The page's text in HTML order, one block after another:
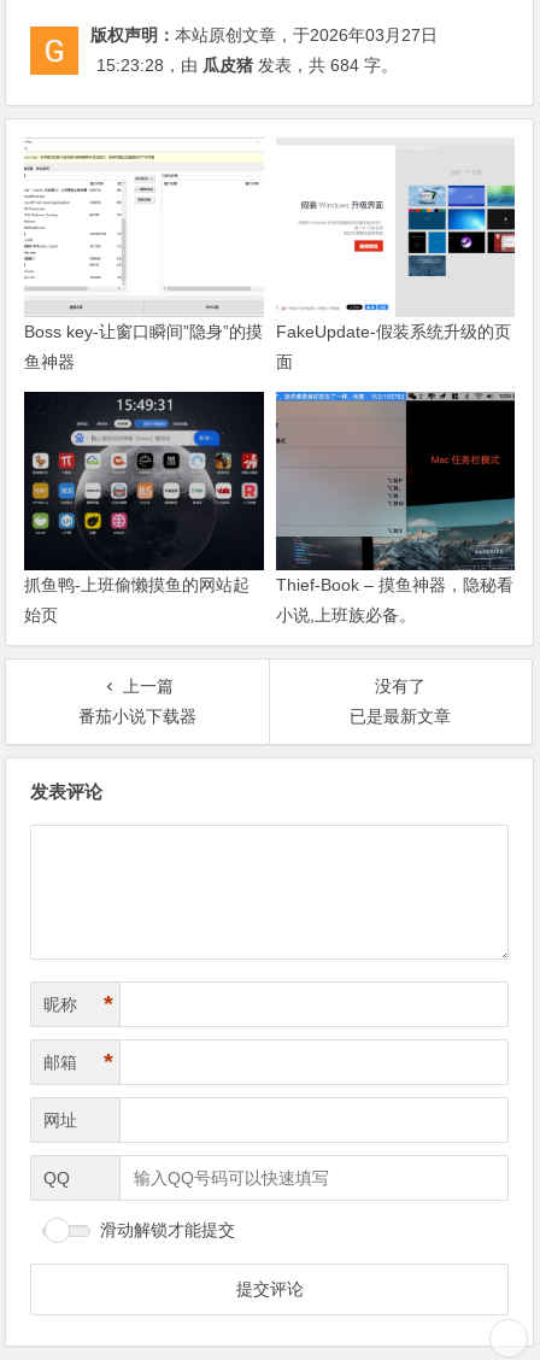
版权声明：本站原创文章，于2026年03月27日
15:23:28 ，由 瓜皮猪 发表，共 684 字。
Boss key-让窗口瞬间”隐身”的摸
鱼神器
FakeUpdate-假装系统升级的页
面
抓鱼鸭-上班偷懒摸鱼的网站起
始页
Thief-Book – 摸鱼神器，隐秘看
小说,上班族必备。
上一篇
番茄小说下载器
没有了
已是最新文章
发表评论
昵称 *
邮箱 *
网址
QQ
滑动解锁才能提交